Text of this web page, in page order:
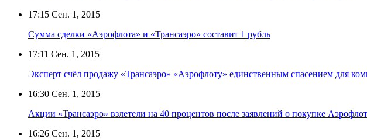
17:15 Сен. 1, 2015
Сумма сделки «Аэрофлота» и «Трансаэро» составит 1 рубль
17:11 Сен. 1, 2015
Эксперт счёл продажу «Трансаэро» «Аэрофлоту» единственным спасением для
16:30 Сен. 1, 2015
Акции «Трансаэро» взлетели на 40 процентов после заявлений о покупке
16:26 Сен. 1, 2015